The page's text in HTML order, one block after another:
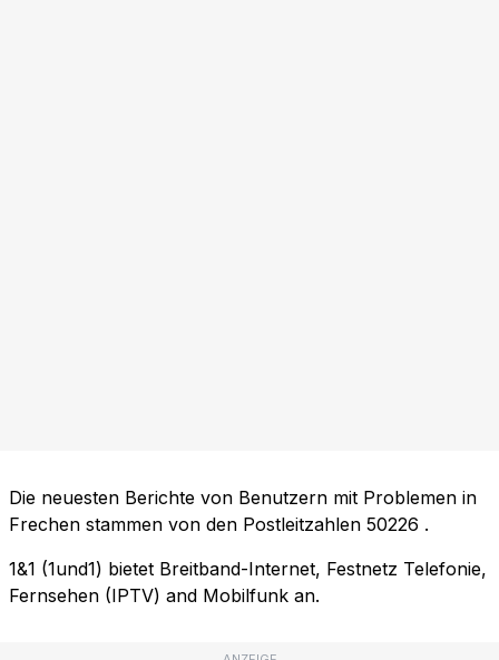
Die neuesten Berichte von Benutzern mit Problemen in
Frechen stammen von den Postleitzahlen 50226 .
1&1 (1und1) bietet Breitband-Internet, Festnetz Telefonie,
Fernsehen (IPTV) and Mobilfunk an.